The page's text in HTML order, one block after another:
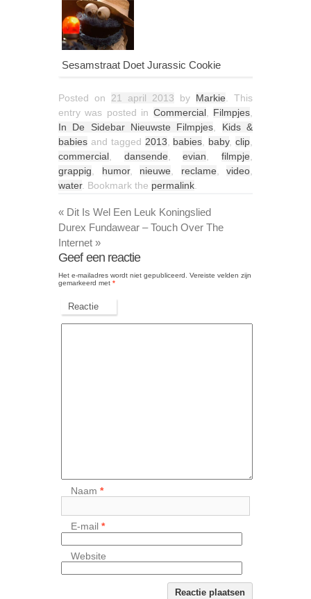
Sesamstraat Doet Jurassic Cookie
Posted on 21 april 2013 by Markie . This
entry was posted in Commercial, Filmpjes
In De Sidebar Nieuwste Filmpjes
Kids &
babies and tagged 2013 babies baby,clip
commercial
dansende ,evian ,filmpje
grappig
humor, nieuwe reclame video
water. Bookmark the permalink
« Dit Is Wel Een Leuk Koningslied
Durex Fundawear – Touch Over The
Internet »
Geef een reactie
Het e-mailadres wordt niet gepubliceerd.
Vereiste velden zijn
gemarkeerd met *
Reactie
Naam*
E-mail*
Website